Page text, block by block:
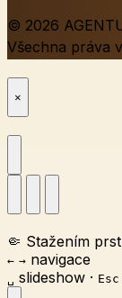
© 2026
Všechna práva
×
🤏 Stažením
← → navigace
␣ slideshow · Esc